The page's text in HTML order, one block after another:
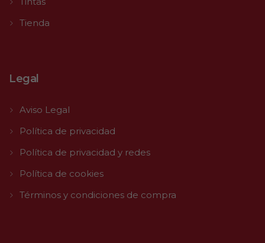
Tienda
Legal
Aviso Legal
Política de privacidad
Política de privacidad y redes
Política de cookies
Términos y condiciones de compra